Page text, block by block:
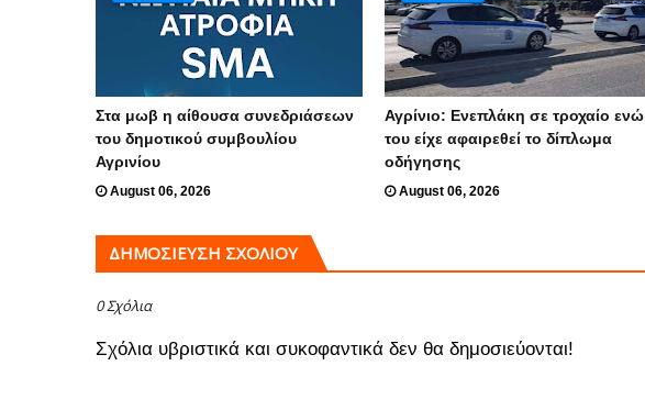
Στα μωβ η αίθουσα συνεδριάσεων
του δημοτικού συμβουλίου
Αγρινίου
August 06, 2026
Αγρίνιο: Ενεπλάκη σε τροχαίο ενώ
του είχε αφαιρεθεί το δίπλωμα
οδήγησης
August 06, 2026
ΔΗΜΟΣΊΕΥΣΗ ΣΧΟΛΊΟΥ
0 Σχόλια
Σχόλια υβριστικά και συκοφαντικά δεν θα δημοσιεύονται!